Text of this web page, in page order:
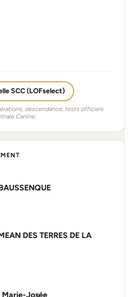
SCC (LOFselect)
descendance, tests officiels
Canine.
DES TERRES DE LA
Marie-Josée